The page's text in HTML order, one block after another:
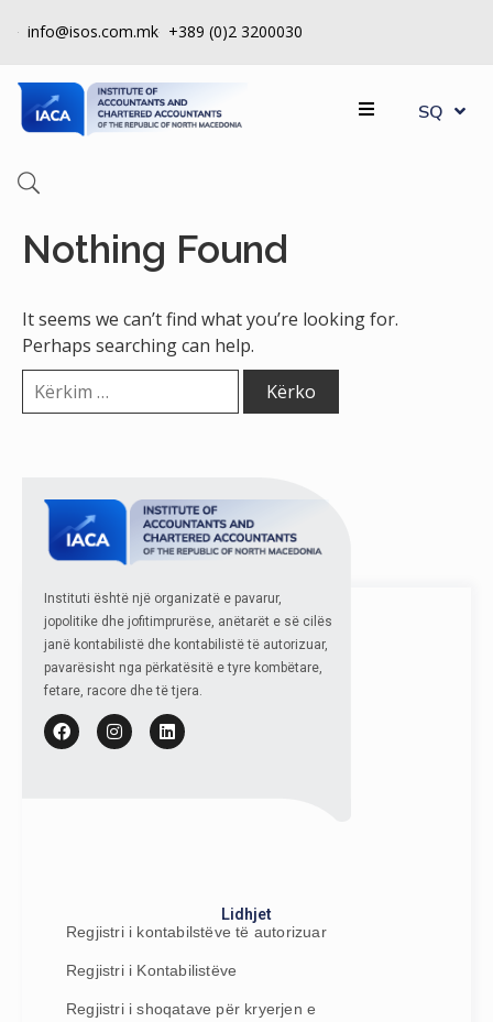
info@isos.com.mk +389 (0)2 3200030
RETH
NESH
REGJISTRAT
CILËSISË
SI
TË
NGJARJET
KONTAKT
SQ
EN
Nothing Found
It seems we can’t find what you’re looking for.
Perhaps searching can help.
Instituti është një organizatë e pavarur,
jopolitike dhe jofitimprurëse, anëtarët e së cilës
janë kontabilistë dhe kontabilistë të autorizuar,
pavarësisht nga përkatësitë e tyre kombëtare,
fetare, racore dhe të tjera.
Lidhjet
Regjistri i kontabilstëve të autorizuar
Regjistri i Kontabilistëve
Regjistri i shoqatave për kryerjen e